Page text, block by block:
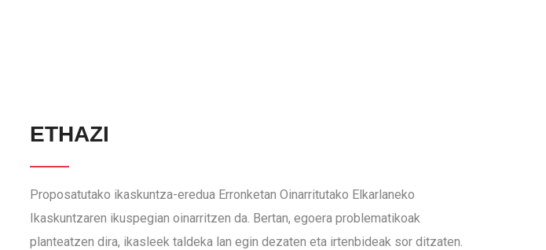
ETHAZI
Proposatutako ikaskuntza-eredua Erronketan Oinarritutako Elkarlaneko
Ikaskuntzaren ikuspegian oinarritzen da. Bertan, egoera problematikoak
planteatzen dira, ikasleek taldeka lan egin dezaten eta irtenbideak sor ditzaten.